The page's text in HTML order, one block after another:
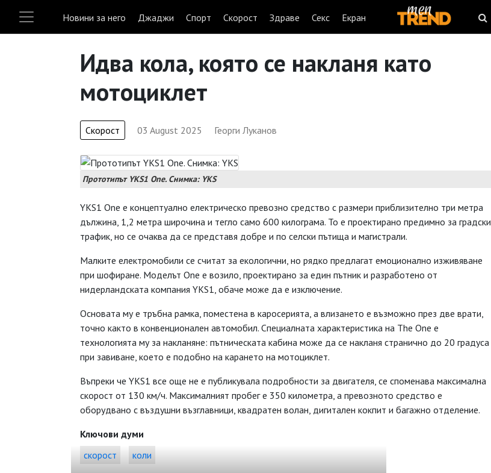
Новини за него Джаджи Спорт Скорост Здраве Секс Екран
Идва кола, която се накланя като
мотоциклет
Скорост 03 August 2025 Георги Луканов
Прототипът YKS1 One. Снимка: YKS
YKS1 One е концептуално електрическо превозно средство с размери приблизително три метра
дължина, 1,2 метра широчина и тегло само 600 килограма. То е проектирано предимно за градски
трафик, но се очаква да се представя добре и по селски пътища и магистрали.
Малките електромобили се считат за екологични, но рядко предлагат емоционално изживяване
при шофиране. Моделът One е возило, проектирано за един пътник и разработено от
нидерландската компания YKS1, обаче може да е изключение.
Основата му е тръбна рамка, поместена в каросерията, а влизането е възможно през две врати,
точно както в конвенционален автомобил. Специалната характеристика на The One е
технологията му за накланяне: пътническата кабина може да се накланя странично до 20 градуса
при завиване, което е подобно на карането на мотоциклет.
Въпреки че YKS1 все още не е публикувала подробности за двигателя, се споменава максимална
скорост от 130 км/ч. Максималният пробег е 350 километра, а превозното средство е
оборудвано с въздушни възглавници, квадратен волан, дигитален кокпит и багажно отделение.
Ключови думи
скорост
коли